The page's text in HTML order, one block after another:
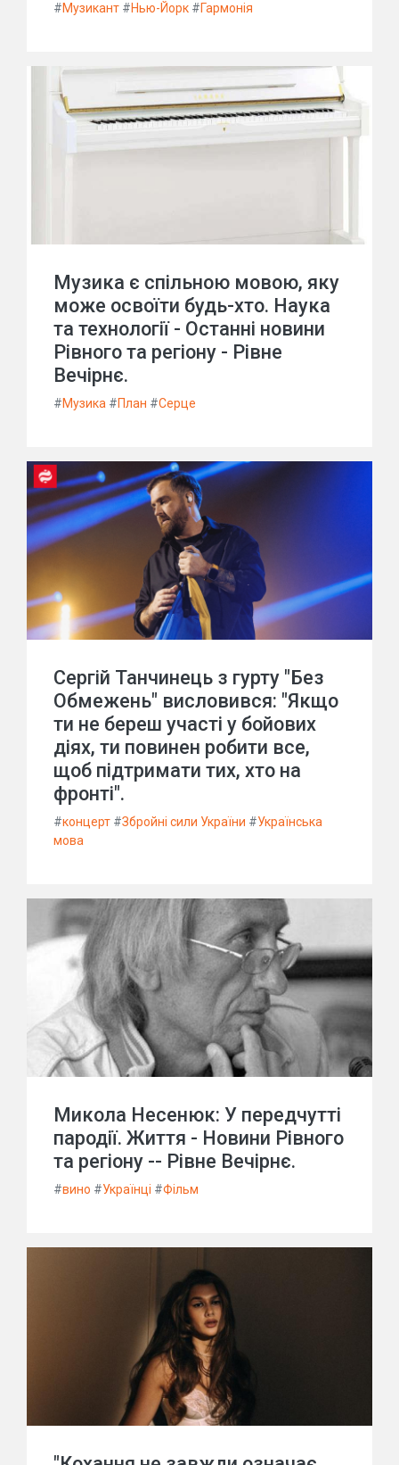
#Музикант #Нью-Йорк #Гармонія
Музика є спільною мовою, яку
може освоїти будь-хто. Наука
та технології - Останні новини
Рівного та регіону - Рівне
Вечірнє.
#Музика #План #Серце
Сергій Танчинець з гурту "Без
Обмежень" висловився: "Якщо
ти не береш участі у бойових
діях, ти повинен робити все,
щоб підтримати тих, хто на
фронті".
#концерт #Збройні сили України #Українська
мова
Микола Несенюк: У передчутті
пародії. Життя - Новини Рівного
та регіону -- Рівне Вечірнє.
#вино #Українці #Фільм